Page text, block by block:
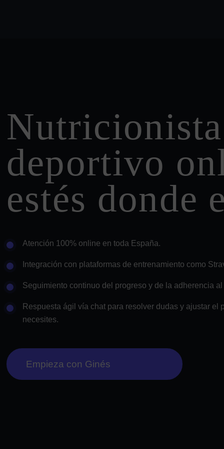
Nutricionista
deportivo
estés donde
Atención 100% online en toda España.
Integración con plataformas de entrenamiento como
Seguimiento continuo del progreso y de la adherencia
Respuesta ágil vía chat para resolver dudas y ajustar el
necesites.
Empieza con Ginés